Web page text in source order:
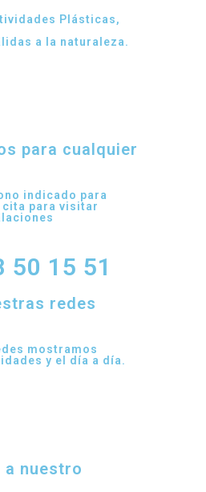
Plásticas,
a la naturaleza.
para cualquier
indicado para
para visitar
50 15 51
redes
mostramos
y el día a día.
a nuestro